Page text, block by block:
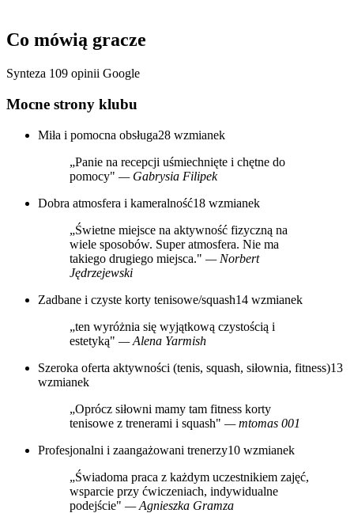
Co mówią gracze
Synteza 109 opinii Google
Mocne strony klubu
Miła i pomocna obsługa28 wzmianek
„Panie na recepcji uśmiechnięte i chętne do
pomocy" — Gabrysia Filipek
Dobra atmosfera i kameralność18 wzmianek
„Świetne miejsce na aktywność fizyczną na
wiele sposobów. Super atmosfera. Nie ma
takiego drugiego miejsca." — Norbert
Jędrzejewski
Zadbane i czyste korty tenisowe/squash14 wzmianek
„ten wyróżnia się wyjątkową czystością i
estetyką" — Alena Yarmish
Szeroka oferta aktywności (tenis, squash, siłownia, fitness)13
wzmianek
„Oprócz siłowni mamy tam fitness korty
tenisowe z trenerami i squash" — mtomas 001
Profesjonalni i zaangażowani trenerzy10 wzmianek
„Świadoma praca z każdym uczestnikiem zajęć,
wsparcie przy ćwiczeniach, indywidualne
podejście" — Agnieszka Gramza